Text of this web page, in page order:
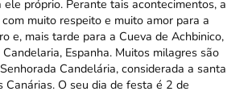
ele próprio. Perante tais acontecimentos, a
muito respeito e muito amor para a
e, mais tarde para a Cueva de Achbinico,
Espanha. Muitos milagres são
Candelária, considerada a santa
Canárias. O seu dia de festa é 2 de